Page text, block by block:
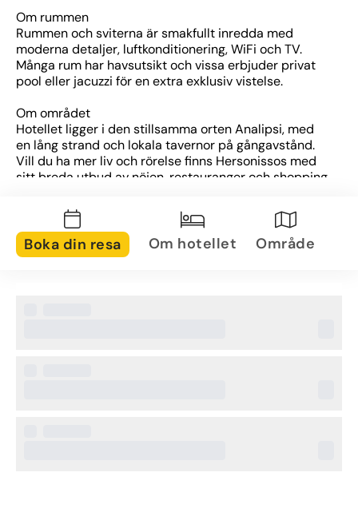
Om rummen
Rummen och sviterna är smakfullt inredda med
moderna detaljer, luftkonditionering, WiFi och TV.
Många rum har havsutsikt och vissa erbjuder privat
pool eller jacuzzi för en extra exklusiv vistelse.
Om området
Hotellet ligger i den stillsamma orten Analipsi, med
en lång strand och lokala tavernor på gångavstånd.
Vill du ha mer liv och rörelse finns Hersonissos med
sitt breda utbud av nöjen, restauranger och shopping
Övrig information
Nema Design Hotel är ett adults only-hotell som
välkomnar gäster över 16 år. Här finns gym,
Boka din resa Om hotellet Område